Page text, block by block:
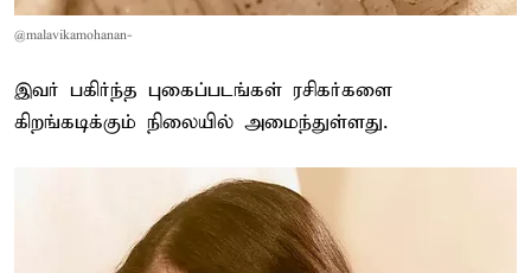
@malavikamohanan-
இவர் பகிர்ந்த புகைப்படங்கள் ரசிகர்களை
கிறங்கடிக்கும் நிலையில் அமைந்துள்ளது.